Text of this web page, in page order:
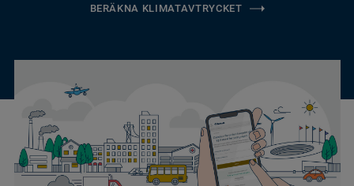
BERÄKNA KLIMATAVTRYCKET